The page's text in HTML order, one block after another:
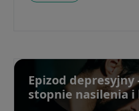
Epizod depresyjny
stopnie nasilenia i